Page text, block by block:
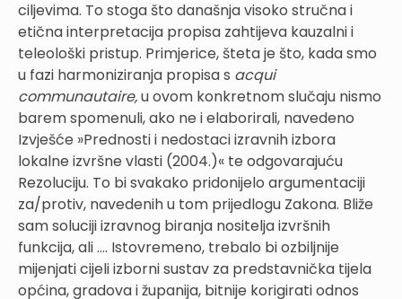
ciljevima. To stoga što današnja visoko stručna i
etična interpretacija propisa zahtijeva kauzalni i
teleološki pristup. Primjerice, šteta je što, kada smo
u fazi harmoniziranja propisa s acqui
communautaire,u ovom konkretnom slučaju nismo
barem spomenuli, ako ne i elaborirali, navedeno
Izvješće »Prednosti i nedostaci izravnih izbora
lokalne izvršne vlasti (2004.)« te odgovarajuću
Rezoluciju. To bi svakako pridonijelo argumentaciji
za/protiv, navedenih u tom prijedlogu Zakona. Bliže
sam soluciji izravnog biranja nositelja izvršnih
funkcija, ali .... Istovremeno, trebalo bi ozbiljnije
mijenjati cijeli izborni sustav za predstavnička tijela
općina, gradova i županija, bitnije korigirati odnos